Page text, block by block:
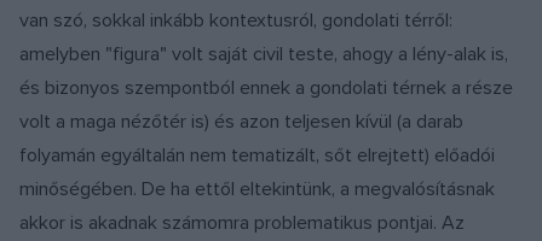
van szó, sokkal inkább kontextusról, gondolati térről:
amelyben "figura" volt saját civil teste, ahogy a lény-alak is,
és bizonyos szempontból ennek a gondolati térnek a része
volt a maga nézőtér is) és azon teljesen kívül (a darab
folyamán egyáltalán nem tematizált, sőt elrejtett) előadói
minőségében. De ha ettől eltekintünk, a megvalósításnak
akkor is akadnak számomra problematikus pontjai. Az